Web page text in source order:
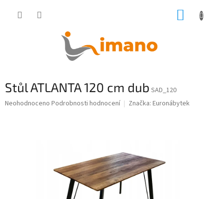
Stůl ATLANTA 120 cm dub SAD_120
Průměrné
Neohodnoceno Podrobnosti hodnocení Značka: Euronábytek